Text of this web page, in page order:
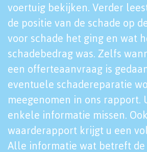
voertuig bekijken. Verder
de positie van de schade op
voor schade het ging en wat
schadebedrag was. Zelfs
een offerteaanvraag is
eventuele schadereparatie
meegenomen in ons rapport.
enkele informatie missen.
waarderapport krijgt u een
Alle informatie wat betreft